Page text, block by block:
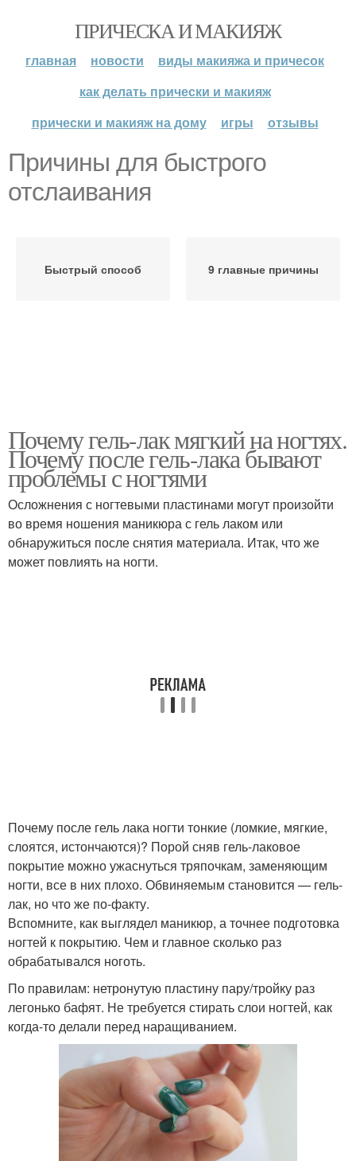
ПРИЧЕСКА И МАКИЯЖ
главная новости
виды макияжа и причесок
как делать прически и макияж
прически и макияж на дому
игры отзывы
Причины для быстрого
отслаивания
Быстрый способ 9 главные причины
Почему гель-лак мягкий на ногтях.
Почему после гель-лака бывают
проблемы с ногтями
Осложнения с ногтевыми пластинами могут произойти
во время ношения маникюра с гель лаком или
обнаружиться после снятия материала. Итак, что же
может повлиять на ногти.
Почему после гель лака ногти тонкие (ломкие, мягкие,
слоятся, истончаются)? Порой сняв гель-лаковое
покрытие можно ужаснуться тряпочкам, заменяющим
ногти, все в них плохо. Обвиняемым становится — гель-
лак, но что же по-факту.
Вспомните, как выглядел маникюр, а точнее подготовка
ногтей к покрытию. Чем и главное сколько раз
обрабатывался ноготь.
По правилам: нетронутую пластину пару/тройку раз
легонько бафят. Не требуется стирать слои ногтей, как
когда-то делали перед наращиванием.